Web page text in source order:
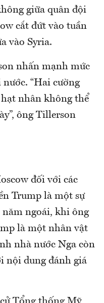
giữa quân đội
cắt đứt vào tuần
vào Syria.
nhấn mạnh mức
“Hai cường
nhân không thể
ông Tillerson
đối với các
Trump là một sự
ngoái, khi ông
là một nhân vật
nhà nước Nga còn
nội dung đánh giá